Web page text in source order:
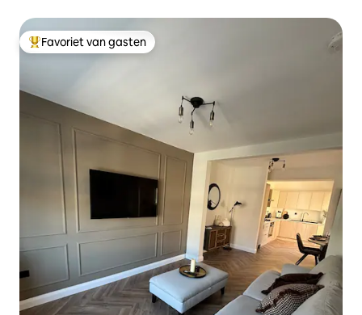
Topfavoriet van gasten
Favoriet van gasten